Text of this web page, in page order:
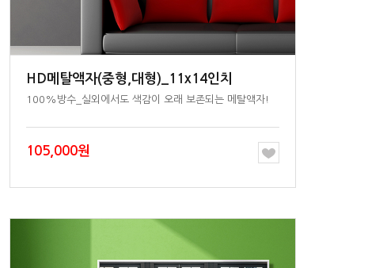
HD메탈액자(중형,대형)_11x14인치
100%방수_실외에서도 색감이 오래 보존되는 메탈액자!
105,000원